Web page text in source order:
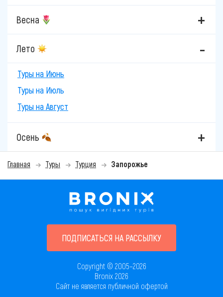
Весна
Лето
Туры на Июнь
Туры на Июль
Туры на Август
Осень
Главная Туры Турция Запорожье
ПОДПИСАТЬСЯ НА РАССЫЛКУ
Copyright © 2005–2026
Bronix 2026
Сайт не является публичной офертой